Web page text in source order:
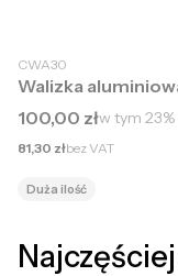
CWA30
Walizka
Cena brutto
100,00 złw tym 23%
Cena netto
81,30 złbez VAT
Duża ilość